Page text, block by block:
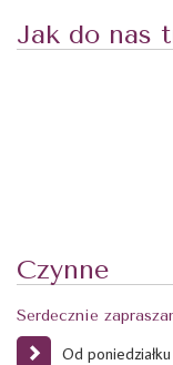
Jak do nas
Czynne
Serdecznie
Od